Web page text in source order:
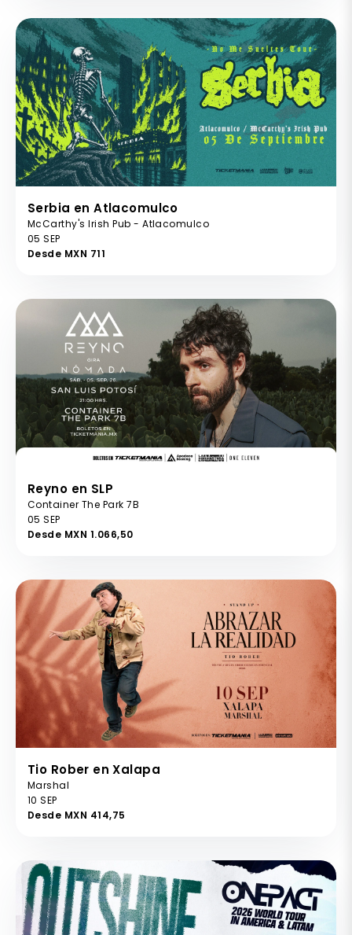
Serbia en Atlacomulco
McCarthy's Irish Pub - Atlacomulco
05 SEP
Desde MXN 711
Reyno en SLP
Container The Park 7B
05 SEP
Desde MXN 1.066,50
Tio Rober en Xalapa
Marshal
10 SEP
Desde MXN 414,75